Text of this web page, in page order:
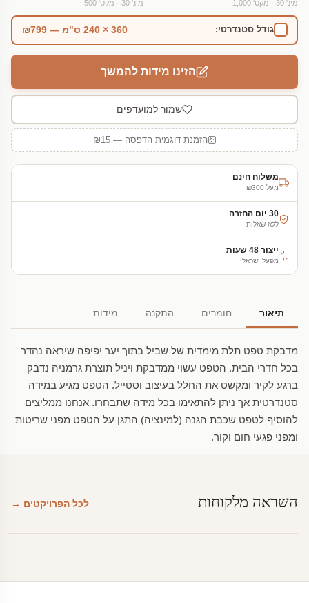
מינ' 30 · מקס' 1,000 מינ' 30 · מקס' 500
גודל סטנדרטי: 360 × 240 ס"מ — ₪799
הזינו מידות להמשך
שמור למועדפים
הזמנת דוגמית הדפסה — ₪15
משלוח חינם
מעל ₪300
30 יום החזרה
ללא שאלות
ייצור 48 שעות
מפעל ישראלי
תיאור חומרים התקנה מידות
מדבקת טפט תלת מימדית של שביל בתוך יער יפיפה שיראה נהדר
בכל חדרי הבית. הטפט עשוי ממדבקת ויניל תוצרת גרמניה נדבק
ברגע לקיר ומקשט את החלל בעיצוב וסטייל. הטפט מגיע במידה
סטנדרטית אך ניתן להתאימו בכל מידה שתבחרו. אנחנו ממליצים
להוסיף לטפט שכבת הגנה (למינציה) התגן על הטפט מפני שריטות
ומפני פגעי חום וקור.
השראה מלקוחות לכל הפרויקטים →